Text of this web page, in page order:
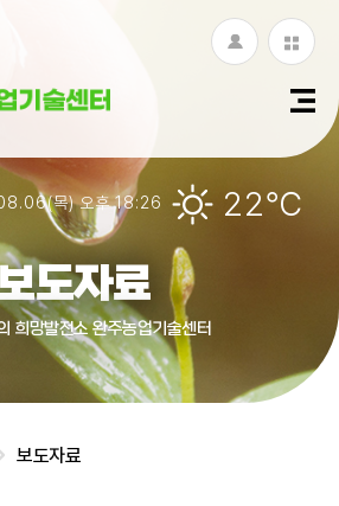
누
모
목) 오후 18:26 22℃
도자료
희망발전소 완주농업기술센터
보도자료